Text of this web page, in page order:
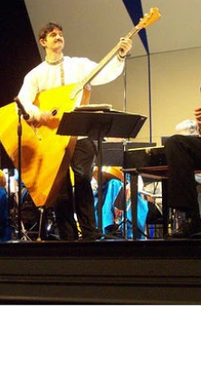
Architecture russe
Récits-Fictions